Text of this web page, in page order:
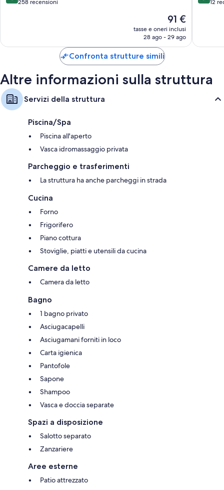
su
258 recensioni
Il
prezzo
attuale
91 €
tasse e oneri inclusi
28 ago - 29 ago
su
12
Confronta strutture simili
Altre informazioni sulla struttura
Servizi della struttura
Piscina/Spa
Piscina all'aperto
Vasca idromassaggio privata
Parcheggio e trasferimenti
La struttura ha anche parcheggi in strada
Cucina
Forno
Frigorifero
Piano cottura
Stoviglie, piatti e utensili da cucina
Camere da letto
Camera da letto
Bagno
1 bagno privato
Asciugacapelli
Asciugamani forniti in loco
Carta igienica
Pantofole
Sapone
Shampoo
Vasca e doccia separate
Spazi a disposizione
Salotto separato
Zanzariere
Aree esterne
Patio attrezzato